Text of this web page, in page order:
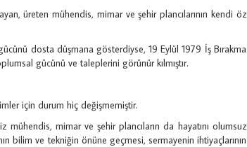
üreten mühendis, mimar ve şehir plancılarının kendi öz
dosta düşmana gösterdiyse, 19 Eylül 1979 İş Bırakma
gücünü ve taleplerini görünür kılmıştır.
için durum hiç değişmemiştir.
mimar ve şehir plancıların da hayatını olumsuz
bilim ve tekniğin önüne geçmesi, sermayenin ihtiyaçlarının